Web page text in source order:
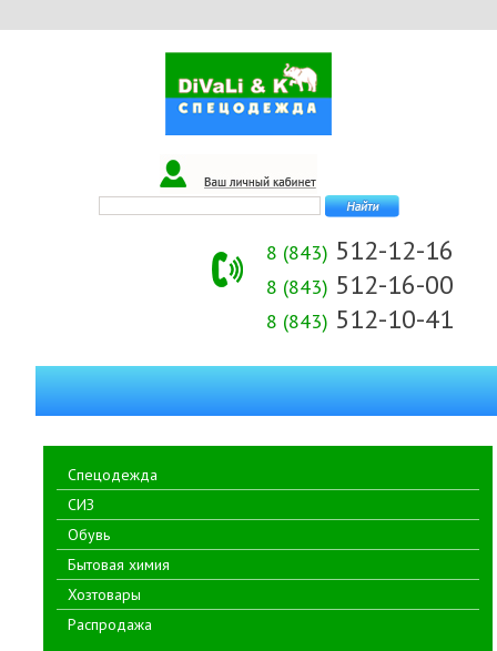
8 (843) 512-12-16
8 (843) 512-16-00
8 (843) 512-10-41
Спецодежда
СИЗ
Обувь
Бытовая химия
Хозтовары
Распродажа